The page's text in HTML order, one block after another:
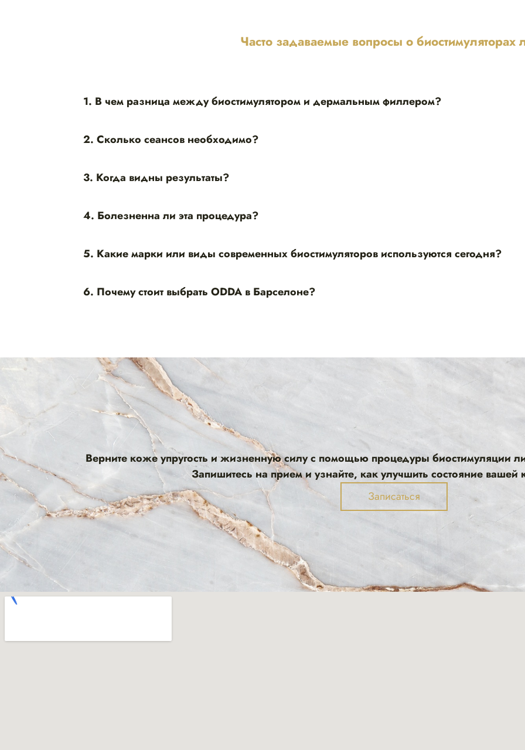
Часто задаваемые вопросы о биостимуляторах
1. В чем разница между биостимулятором и дермальным филлером?
2. Сколько сеансов необходимо?
3. Когда видны результаты?
4. Болезненна ли эта процедура?
5. Какие марки или виды современных биостимуляторов используются сегодня?
6. Почему стоит выбрать ODDA в Барселоне?
Верните коже упругость и жизненную силу с помощью процедуры биостимуляции
Запишитесь на прием и узнайте, как улучшить состояние вашей
Записаться